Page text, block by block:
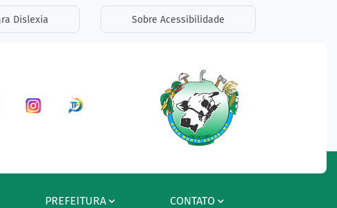
Dislexia Sobre Acessibilidade
a Rede Social Facebook
Acessar a Rede Social Instagram
Acessar a Rede Social Radar
PREFEITURA CONTATO